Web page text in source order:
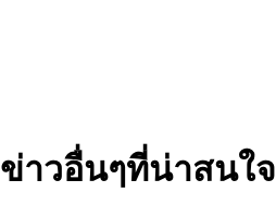
ข่าวอื่นๆที่น่าสนใจ